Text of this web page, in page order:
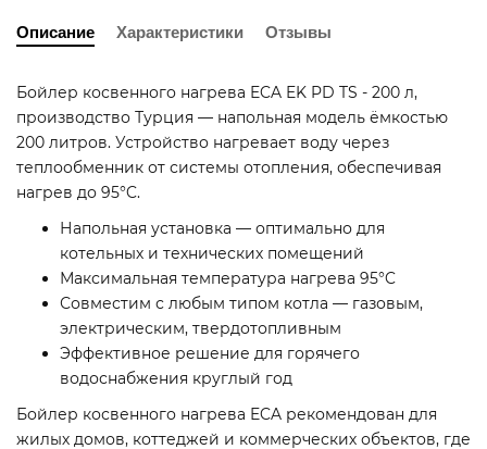
Описание Характеристики Отзывы
Бойлер косвенного нагрева ECA EK PD TS - 200 л,
производство Турция — напольная модель ёмкостью
200 литров. Устройство нагревает воду через
теплообменник от системы отопления, обеспечивая
нагрев до 95°C.
Напольная установка — оптимально для
котельных и технических помещений
Максимальная температура нагрева 95°C
Совместим с любым типом котла — газовым,
электрическим, твердотопливным
Эффективное решение для горячего
водоснабжения круглый год
Бойлер косвенного нагрева ECA рекомендован для
жилых домов, коттеджей и коммерческих объектов, где